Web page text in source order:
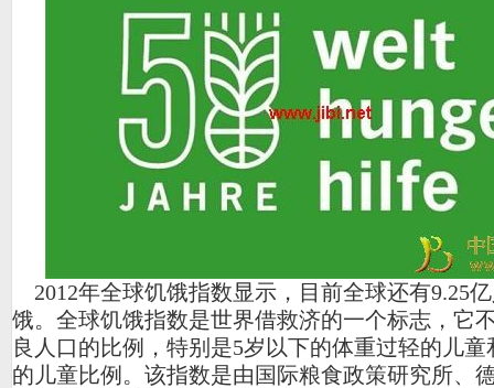
2012年全球饥饿指数显示，目前全球还有9.25
饿。全球饥饿指数是世界借救济的一个标志，它
良人口的比例，特别是5岁以下的体重过轻的儿童
的儿童比例。该指数是由国际粮食政策研究所、